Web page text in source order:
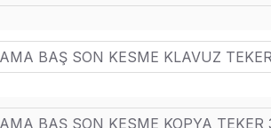
BAŞ SON KESME KLAVUZ
BAŞ SON KESME KOPYA